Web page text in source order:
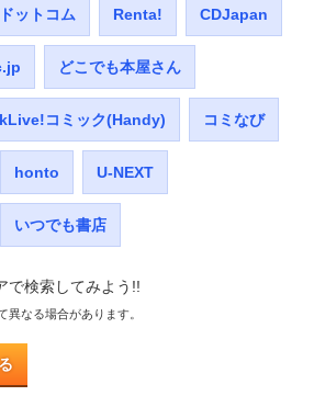
ットコム Renta! CDJapan
どこでも本屋さん
コミック(Handy) コミなび
honto U-NEXT
いつでも書店
で検索してみよう!!
なる場合があります。